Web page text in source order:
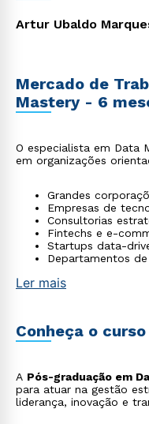
Artur Ubaldo
Mercado de
Mastery - 6
O especialista em Data
em organizações
Grandes
Empresas de
Consultorias
Fintechs e e-
Startups data-
Departamentos
Ler mais
Conheça o curso
A Pós-graduação em
para atuar na gestão
liderança, inovação e